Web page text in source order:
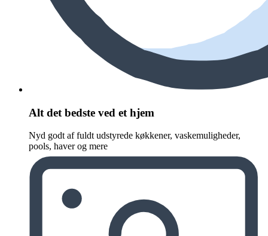
Alt det bedste ved et hjem
Nyd godt af fuldt udstyrede køkkener, vaskemuligheder,
pools, haver og mere